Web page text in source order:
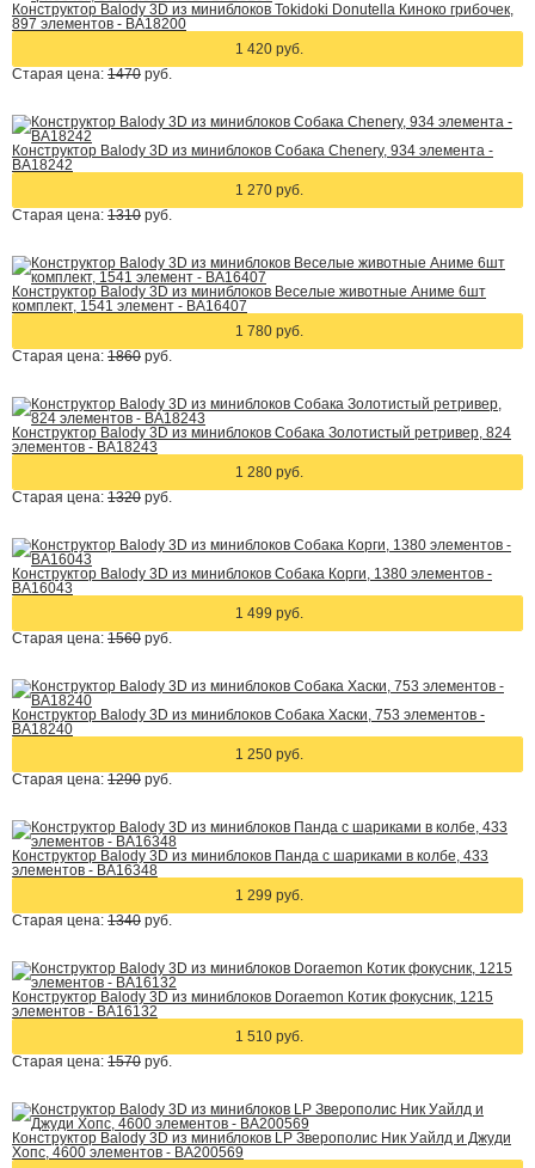
Конструктор Balody 3D из миниблоков Tokidoki Donutella Киноко грибочек,
897 элементов - BA18200
1 420 руб.
Старая цена: 1470 руб.
Конструктор Balody 3D из миниблоков Собака Chenery, 934 элемента -
BA18242
1 270 руб.
Старая цена: 1310 руб.
Конструктор Balody 3D из миниблоков Веселые животные Аниме 6шт
комплект, 1541 элемент - BA16407
1 780 руб.
Старая цена: 1860 руб.
Конструктор Balody 3D из миниблоков Собака Золотистый ретривер, 824
элементов - BA18243
1 280 руб.
Старая цена: 1320 руб.
Конструктор Balody 3D из миниблоков Собака Корги, 1380 элементов -
BA16043
1 499 руб.
Старая цена: 1560 руб.
Конструктор Balody 3D из миниблоков Собака Хаски, 753 элементов -
BA18240
1 250 руб.
Старая цена: 1290 руб.
Конструктор Balody 3D из миниблоков Панда с шариками в колбе, 433
элементов - BA16348
1 299 руб.
Старая цена: 1340 руб.
Конструктор Balody 3D из миниблоков Doraemon Котик фокусник, 1215
элементов - BA16132
1 510 руб.
Старая цена: 1570 руб.
Конструктор Balody 3D из миниблоков LP Зверополис Ник Уайлд и Джуди
Хопс, 4600 элементов - BA200569